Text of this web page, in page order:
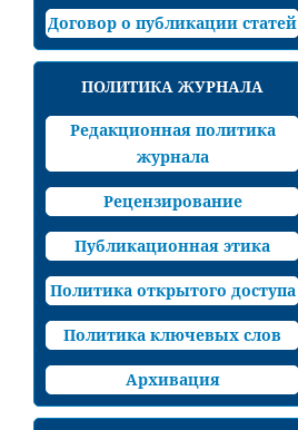
Договор о публикации статей
ПОЛИТИКА ЖУРНАЛА
Редакционная политика
журнала
Рецензирование
Публикационная этика
Политика открытого доступа
Политика ключевых слов
Архивация